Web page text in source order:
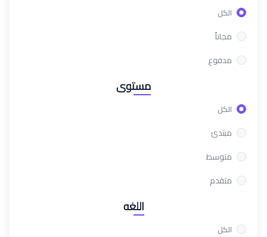
الكل
مجاناً
مدفوع
مستوى
الكل
مبتدئ
متوسط
متقدم
اللغه
الكل